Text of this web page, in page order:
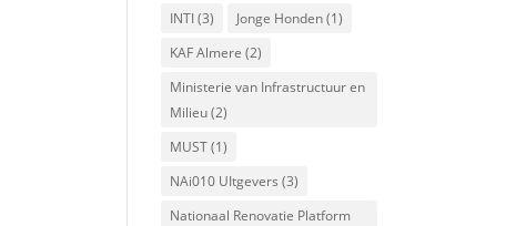
INTI(3) Jonge Honden(1)
KAF Almere (2)
Ministerie van Infrastructuur en
Milieu(2)
MUST(1)
NAi010 UItgevers (3)
Nationaal Renovatie Platform